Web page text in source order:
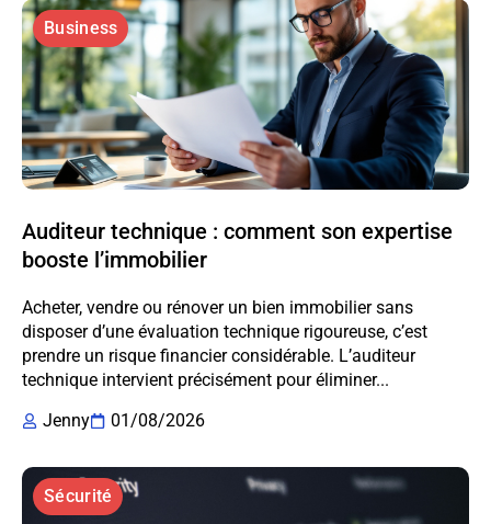
Business
Auditeur technique : comment son expertise
booste l’immobilier
Acheter, vendre ou rénover un bien immobilier sans
disposer d’une évaluation technique rigoureuse, c’est
prendre un risque financier considérable. L’auditeur
technique intervient précisément pour éliminer...
Jenny
01/08/2026
Sécurité